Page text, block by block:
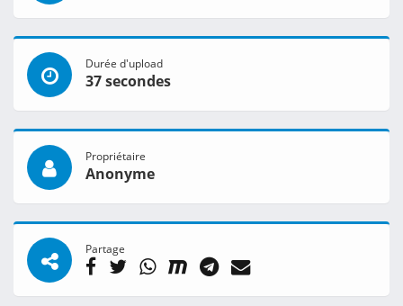
Durée d'upload
37 secondes
Propriétaire
Anonyme
Partage